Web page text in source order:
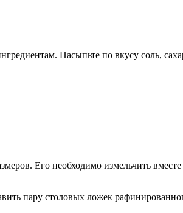
Насыпьте по вкусу соль,
Его необходимо измельчить вместе
пару столовых ложек